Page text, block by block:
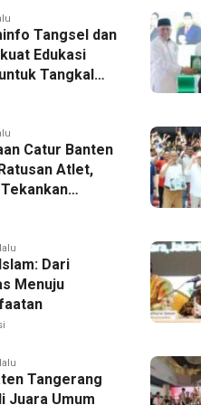
Tangsel dan
Edukasi
Tangkal
Hoaks
Catur Banten
Atlet,
Dini
Dari
Menuju
Tangerang
Juara Umum